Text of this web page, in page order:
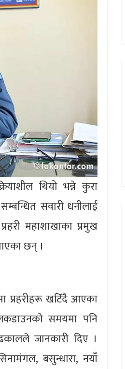
थियो भन्ने कुरा
सवारी धनीलाई
महाशाखाका प्रमुख
छन् ।
प्रहरीहरू खटिँदै आएका
समयमा पनि
जानकारी दिए ।
बसुन्धारा, नयाँ